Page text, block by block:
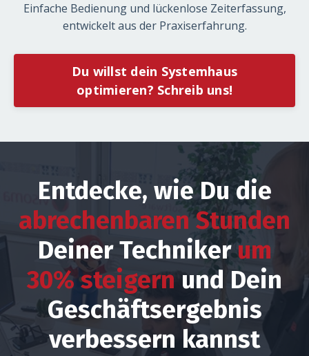
Einfache Bedienung und lückenlose Zeiterfassung,
entwickelt aus der Praxiserfahrung.
Du willst dein Systemhaus
optimieren? Schreib uns!
Entdecke, wie Du die
abrechenbaren Stunden
Deiner Technikerum
30% steigernund Dein
Geschäftsergebnis
verbessern kannst